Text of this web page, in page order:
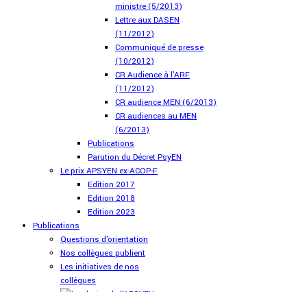
ministre (5/2013)
Lettre aux DASEN
(11/2012)
Communiqué de presse
(10/2012)
CR Audience à l'ARF
(11/2012)
CR audience MEN (6/2013)
CR audiences au MEN
(6/2013)
Publications
Parution du Décret PsyEN
Le prix APSYEN ex-ACOP-F
Edition 2017
Edition 2018
Edition 2023
Publications
Questions d'orientation
Nos collègues publient
Les initiatives de nos
collègues